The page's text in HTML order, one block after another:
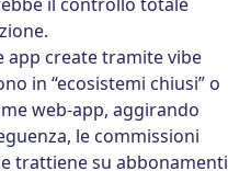
app create tramite vibe
in “ecosistemi chiusi” o
web-app, aggirando
le commissioni
trattiene su abbonamenti